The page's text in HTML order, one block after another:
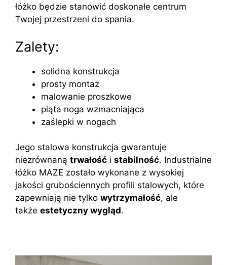
łóżko będzie stanowić doskonałe centrum
Twojej przestrzeni do spania.
Zalety:
solidna konstrukcja
prosty montaż
malowanie proszkowe
piąta noga wzmacniająca
zaślepki w nogach
Jego stalowa konstrukcja gwarantuje
niezrównaną trwałość i stabilność. Industrialne
łóżko MAZE zostało wykonane z wysokiej
jakości grubościennych profili stalowych, które
zapewniają nie tylko wytrzymałość, ale
także estetyczny wygląd.